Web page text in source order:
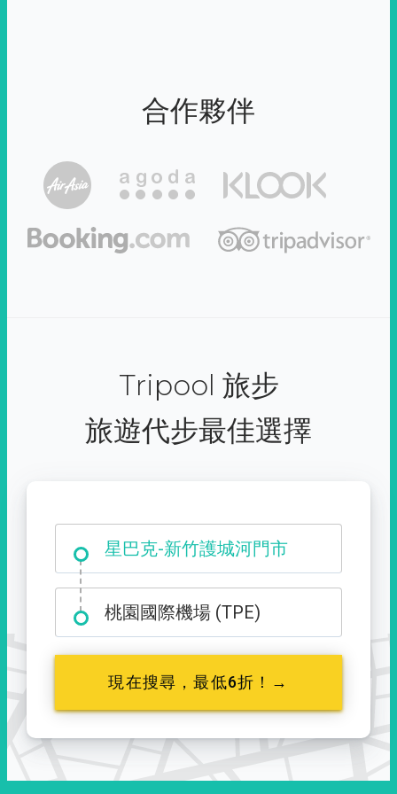
合作夥伴
Tripool 旅步
旅遊代步最佳選擇
星巴克-新竹護城河門市
大霸尖山登山口
桃園國際機場 (TPE)
現在搜尋，最低6折！→